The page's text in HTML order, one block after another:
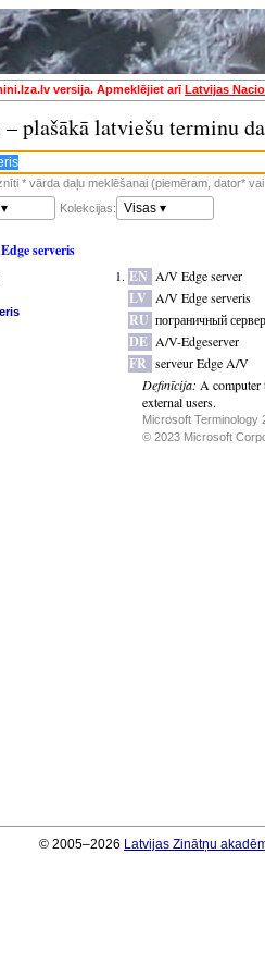
versija. Apmeklējiet arīLatvijas
plašākā latviešu terminu
* vārda daļu meklēšanai (piemēram, dator*
Kolekcijas: Visas ▾
serveris
EN A/V Edge server
LV A/V Edge serveris
RU пограничный
DE A/V-Edgeserver
FR serveur Edge A/V
Definīcija: A computer
external users.
Microsoft Terminology
© 2023 Microsoft
© 2005–2026 Latvijas Zinātņu